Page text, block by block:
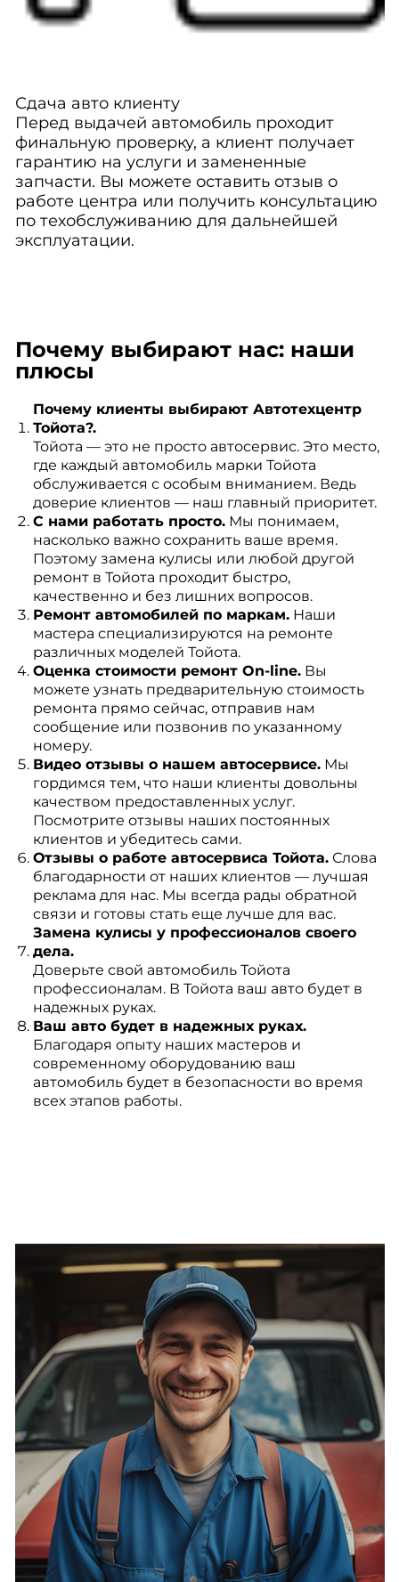
Сдача авто клиенту
Перед выдачей автомобиль проходит
финальную проверку, а клиент получает
гарантию на услуги и замененные
запчасти. Вы можете оставить отзыв о
работе центра или получить консультацию
по техобслуживанию для дальнейшей
эксплуатации.
Почему выбирают нас: наши
плюсы
Почему клиенты выбирают Автотехцентр
Тойота?.
Тойота — это не просто автосервис. Это место,
где каждый автомобиль марки Тойота
обслуживается с особым вниманием. Ведь
доверие клиентов — наш главный приоритет.
С нами работать просто.Мы понимаем,
насколько важно сохранить ваше время.
Поэтому замена кулисы или любой другой
ремонт в Тойота проходит быстро,
качественно и без лишних вопросов.
Ремонт автомобилей по маркам.Наши
мастера специализируются на ремонте
различных моделей Тойота.
Оценка стоимости ремонт On-line.Вы
можете узнать предварительную стоимость
ремонта прямо сейчас, отправив нам
сообщение или позвонив по указанному
номеру.
Видео отзывы о нашем автосервисе.Мы
гордимся тем, что наши клиенты довольны
качеством предоставленных услуг.
Посмотрите отзывы наших постоянных
клиентов и убедитесь сами.
Отзывы о работе автосервиса Тойота.Слова
благодарности от наших клиентов — лучшая
реклама для нас. Мы всегда рады обратной
связи и готовы стать еще лучше для вас.
Замена кулисы у профессионалов своего
дела.
Доверьте свой автомобиль Тойота
профессионалам. В Тойота ваш авто будет в
надежных руках.
Ваш авто будет в надежных руках.
Благодаря опыту наших мастеров и
современному оборудованию ваш
автомобиль будет в безопасности во время
всех этапов работы.